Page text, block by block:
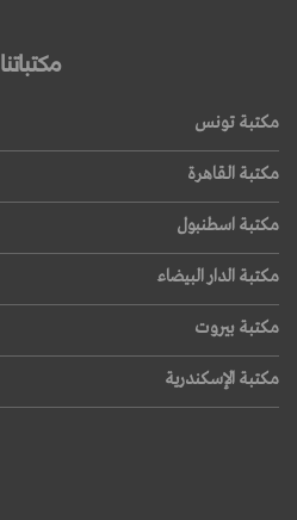
مكتباتنا
مكتبة تونس
مكتبة القاهرة
مكتبة اسطنبول
مكتبة الدار البيضاء
مكتبة بيروت
مكتبة الإسكندرية